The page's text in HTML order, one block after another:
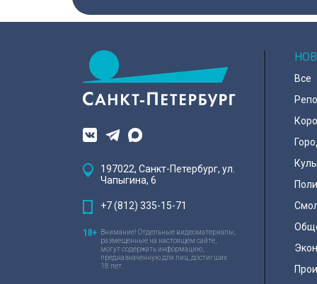
197022, Санкт-Петербург, ул.
Чапыгина, 6
+7 (812) 335-15-71
Внимание! Отдельные видеоматериалы,
размещенные на настоящем сайте,
могут содержать информацию,
предназначенную для лиц, достигших
18 лет.
Все